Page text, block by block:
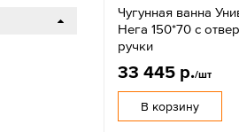
Чугунная ванна
Нега 150*70 с
ручки
33 445 р./шт
В корзину